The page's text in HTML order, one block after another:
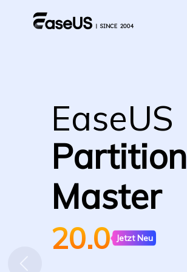
EaseUS
Partition
Master
20.0 Jetzt Neu